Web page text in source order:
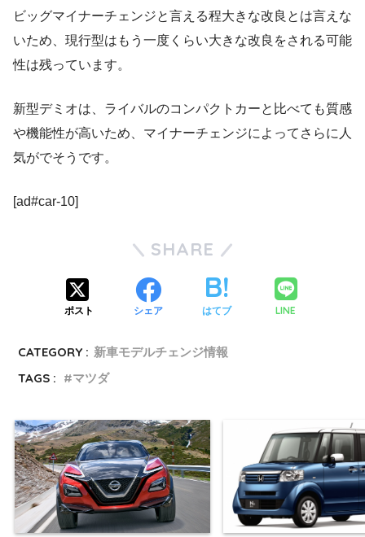
ビッグマイナーチェンジと言える程大きな改良とは言えな
いため、現行型はもう一度くらい大きな改良をされる可能
性は残っています。
新型デミオは、ライバルのコンパクトカーと比べても質感
や機能性が高いため、マイナーチェンジによってさらに人
気がでそうです。
[ad#car-10]
SHARE
ポスト シェア はてブ LINE
CATEGORY : 新車モデルチェンジ情報
TAGS :
マツダ